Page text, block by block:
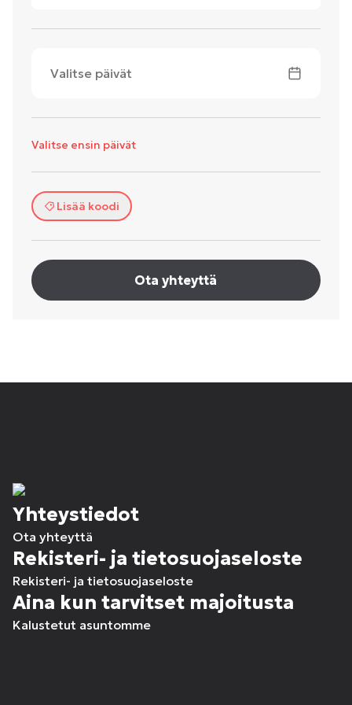
Valitse päivät
Valitse ensin päivät
Lisää koodi
Ota yhteyttä
Yhteystiedot
Ota yhteyttä
Rekisteri- ja tietosuojaseloste
Rekisteri- ja tietosuojaseloste
Aina kun tarvitset majoitusta
Kalustetut asuntomme